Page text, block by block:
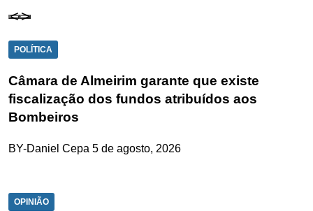
POLÍTICA
Câmara de Almeirim garante que existe
fiscalização dos fundos atribuídos aos
Bombeiros
BY-Daniel Cepa 5 de agosto, 2026
OPINIÃO